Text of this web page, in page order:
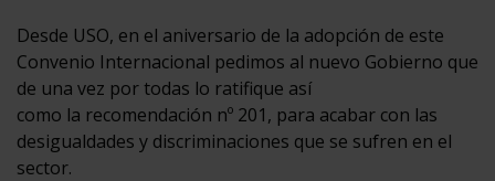
Desde USO, en el aniversario de la adopción de este
Convenio Internacional pedimos al nuevo Gobierno que
de una vez por todas lo ratifique así
como la recomendación nº 201, para acabar con las
desigualdades y discriminaciones que se sufren en el
sector.